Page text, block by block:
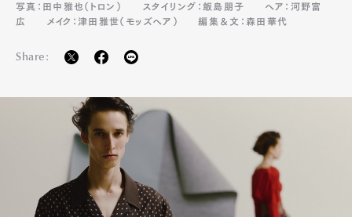
写真：田中雅也（トロン）
スタイリング：飯島朋子
ヘア：河野富
広
メイク：津田雅世（モッズヘア） 編集＆文：森田華代
Share: